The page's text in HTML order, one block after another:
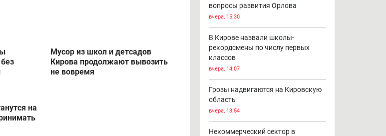
Мусор из школ и детсадов
Кирова продолжают вывозить
не вовремя
на
вопросы развития Орлова
вчера, 15:30
В Кирове назвали школы-
рекордсмены по числу первых
классов
вчера, 14:07
Грозы надвигаются на Кировскую
область
вчера, 13:54
Некоммерческий сектор в